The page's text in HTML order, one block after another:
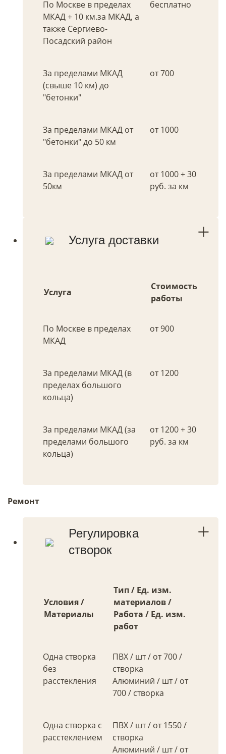
По Москве в пределах
МКАД + 10 км.за МКАД, а
также Сергиево-
Посадский район
бесплатно
За пределами МКАД
(свыше 10 км) до
"бетонки"
от 700
За пределами МКАД от
"бетонки" до 50 км
от 1000
За пределами МКАД от
50км
от 1000 + 30
руб. за км
Услуга доставки
Услуга
Стоимость
работы
По Москве в пределах
МКАД
от 900
За пределами МКАД (в
пределах большого
кольца)
от 1200
За пределами МКАД (за
пределами большого
кольца)
от 1200 + 30
руб. за км
Ремонт
Регулировка
створок
Условия /
Материалы
Тип / Ед. изм.
материалов /
Работа / Ед. изм.
работ
Одна створка
без
расстекления
ПВХ / шт / от 700 /
створка
Алюминий / шт / от
700 / створка
Одна створка с
расстеклением
ПВХ / шт / от 1550 /
створка
Алюминий / шт / от